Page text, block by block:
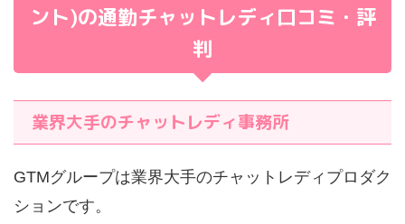
ント)の通勤チャットレディ口コミ・評
判
業界大手のチャットレディ事務所
GTMグループは業界大手のチャットレディプロダク
ションです。